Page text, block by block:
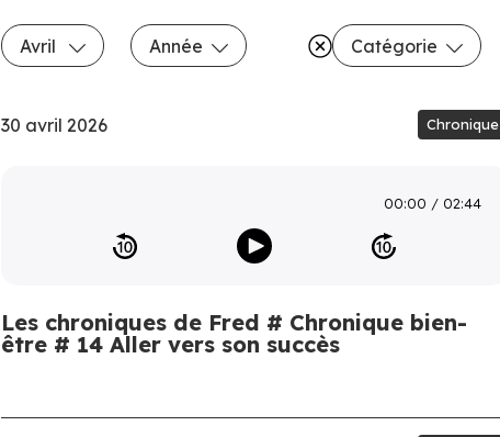
Avril Année Catégorie
30 avril 2026 Chronique
00:00 02:44
Les chroniques de Fred # Chronique bien-
être # 14 Aller vers son succès